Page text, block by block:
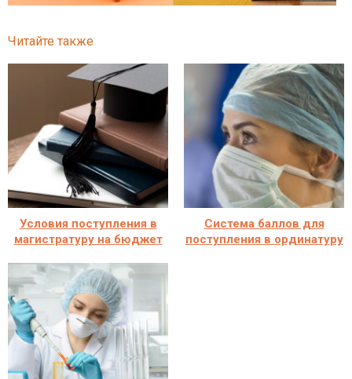
Читайте также
Условия поступления в
магистратуру на бюджет
Система баллов для
поступления в ординатуру